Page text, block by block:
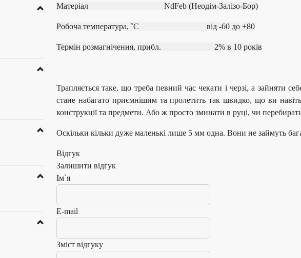
Матеріал NdFeb (Неодім-Залізо-Бор)
Робоча температура, ˚С від ‐60 до +80
Термін розмагнічення, прибл. 2% в 10 років
Трапляється таке, що треба певний час чекати і черзі, а зайняти
стане набагато приємнішим та пролетить так швидко, що ви
конструкції та предмети. Або ж просто зминати в руці, чи
Оскільки кільки дуже маленькі лише 5 мм одна. Вони не займуть
Відгук
Залишити відгук
Ім`я
E-mail
Зміст відгуку